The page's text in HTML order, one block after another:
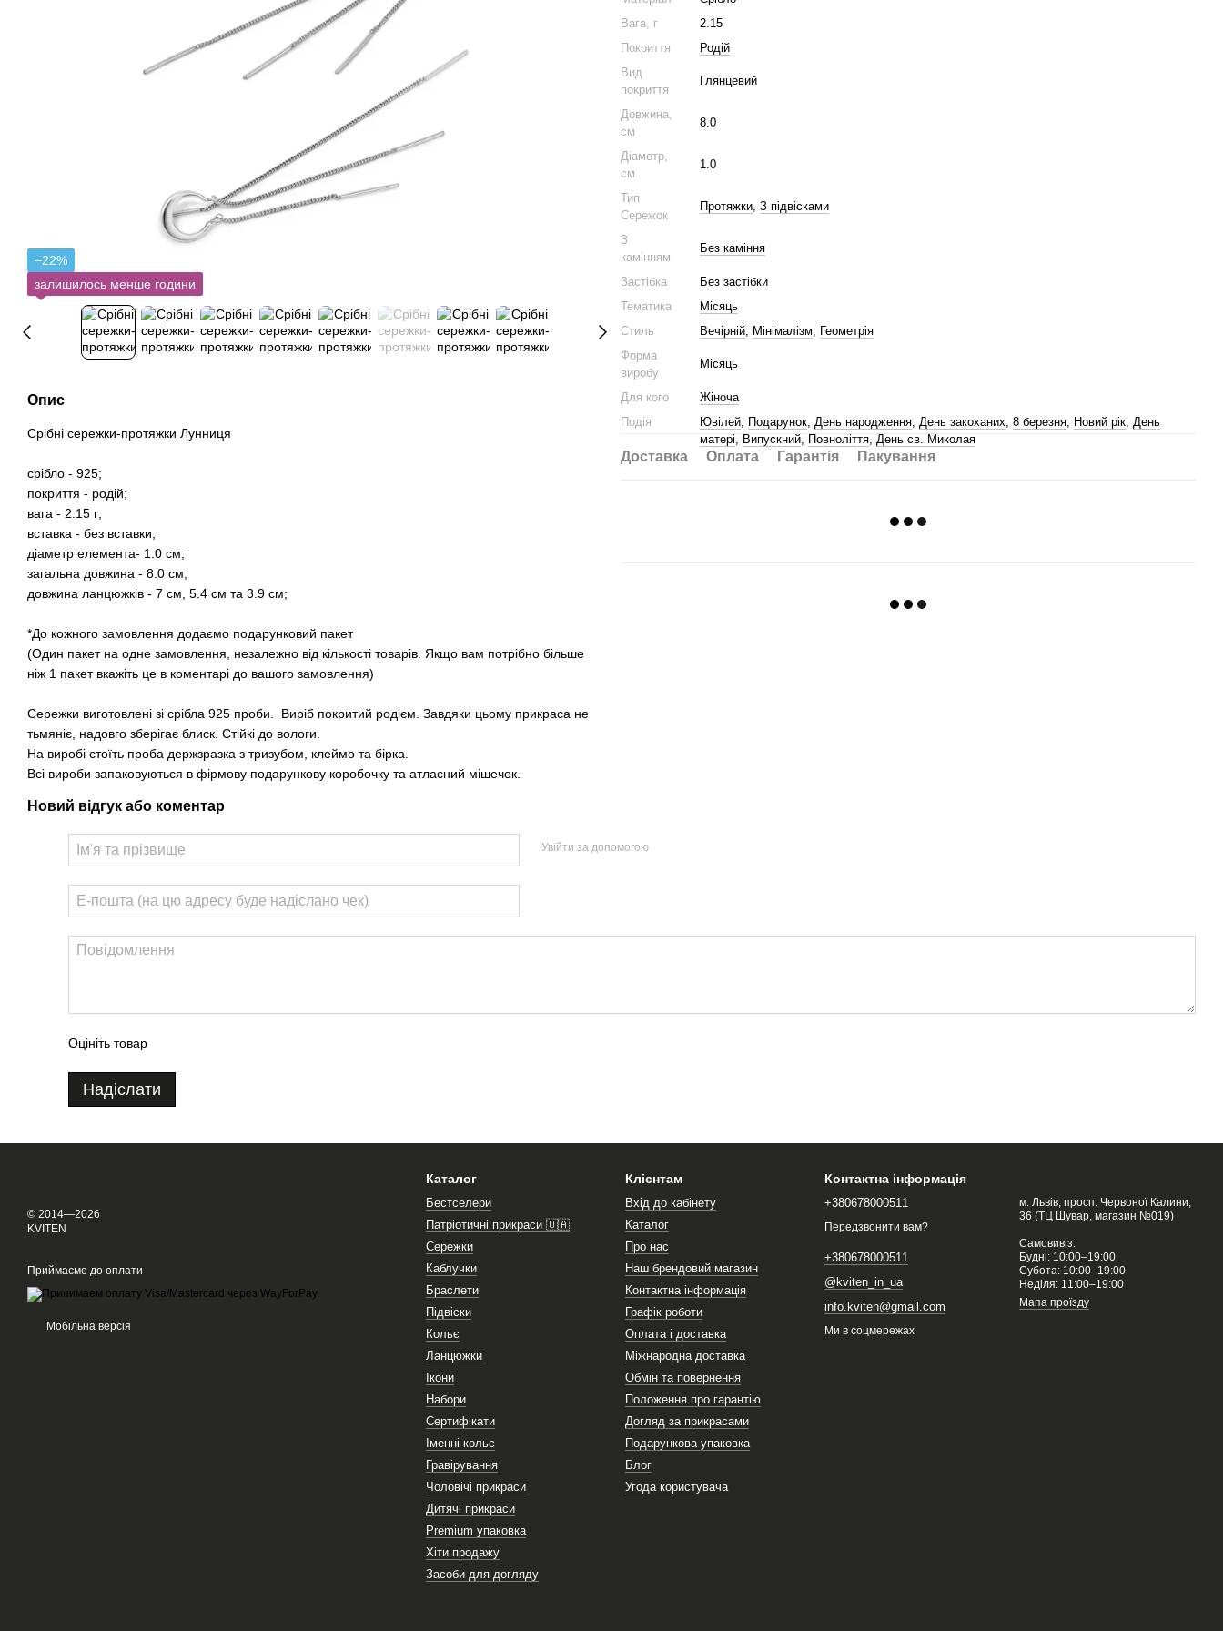
−22%
залишилось менше години
Опис
Срібні сережки-протяжки Лунниця
срібло - 925;
покриття - родій;
вага - 2.15 г;
вставка - без вставки;
діаметр елемента- 1.0 см;
загальна довжина - 8.0 см;
довжина ланцюжків - 7 см, 5.4 см та 3.9 см;
*До кожного замовлення додаємо подарунковий пакет
(Один пакет на одне замовлення, незалежно від кількості товарів. Якщо вам потрібно більше
ніж 1 пакет вкажіть це в коментарі до вашого замовлення)
Сережки виготовлені зі срібла 925 проби. Виріб покритий родієм. Завдяки цьому прикраса не
тьмяніє, надовго зберігає блиск. Стійкі до вологи.
На виробі стоїть проба держзразка з тризубом, клеймо та бірка.
Всі вироби запаковуються в фірмову подарункову коробочку та атласний мішечок.
Вага, г
2.15
Покриття
Родій
Вид
покриття
Глянцевий
Довжина,
см
8.0
Діаметр,
см
1.0
Тип
Сережок
Протяжки, З підвісками
З
камінням
Без каміння
Застібка
Без застібки
Тематика
Місяць
Стиль
Вечірній, Мінімалізм, Геометрія
Форма
виробу
Місяць
Для кого
Жіноча
Подія
Ювілей, Подарунок, День народження, День закоханих, 8 березня, Новий рік, День
матері, Випускний, Повноліття, День св. Миколая
Доставка Оплата Гарантія Пакування
Новий відгук або коментар
Увійти за допомогою
Оцініть товар
Надіслати
© 2014—2026
KVITEN
Приймаємо до оплати
Мобільна версія
Каталог
Бестселери
Патріотичні прикраси 🇺🇦
Сережки
Каблучки
Браслети
Підвіски
Кольє
Ланцюжки
Ікони
Набори
Сертифікати
Іменні кольє
Гравірування
Чоловічі прикраси
Дитячі прикраси
Premium упаковка
Хіти продажу
Засоби для догляду
Клієнтам
Вхід до кабінету
Каталог
Про нас
Наш брендовий магазин
Контактна інформація
Графік роботи
Оплата і доставка
Міжнародна доставка
Обмін та повернення
Положення про гарантію
Догляд за прикрасами
Подарункова упаковка
Блог
Угода користувача
Контактна інформація
+380678000511
Передзвонити вам?
+380678000511
@kviten_in_ua
info.kviten@gmail.com
м. Львів, просп. Червоної Калини,
36 (ТЦ Шувар, магазин №019)
Самовивіз:
Будні: 10:00–19:00
Субота: 10:00–19:00
Неділя: 11:00–19:00
Мапа проїзду
Ми в соцмережах